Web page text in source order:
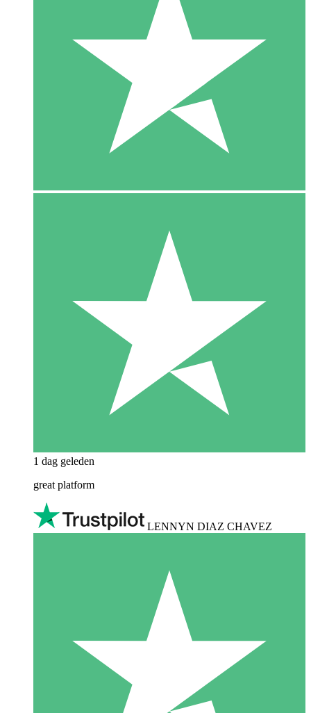
1 dag geleden
great platform
LENNYN DIAZ CHAVEZ